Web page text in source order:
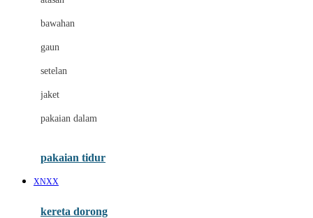
Drew
E
bawahan
gaun
setelan
jaket
pakaian dalam
pakaian tidur
XNXX
kereta dorong